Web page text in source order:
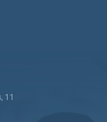
11